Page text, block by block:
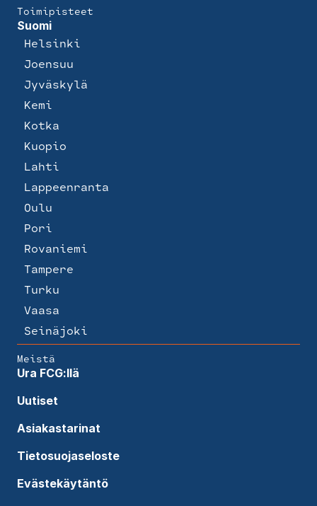
Toimipisteet
Suomi
Helsinki
Joensuu
Jyväskylä
Kemi
Kotka
Kuopio
Lahti
Lappeenranta
Oulu
Pori
Rovaniemi
Tampere
Turku
Vaasa
Seinäjoki
Meistä
Ura FCG:llä
Uutiset
Asiakastarinat
Tietosuojaseloste
Evästekäytäntö